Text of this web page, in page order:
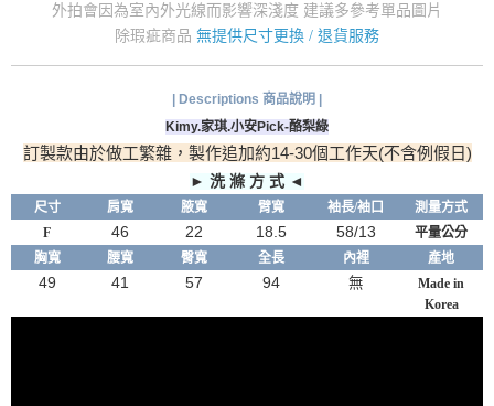
外拍會因為室內外光線而影響深淺度 建議多參考單品圖片
除瑕疵商品 無提供尺寸更換 / 退貨服務
| Descriptions 商品說明 |
Kimy.家琪.小安Pick-酪梨綠
訂製款由於做工繁雜，製作追加約14-30個工作天(不含例假日)
► 洗 滌 方 式 ◄
尺寸 肩寬 腋寬 臂寬 袖長/袖口
測量方式
F
46 22 18.5 58/13
平量公分
胸寬
腰寬 臀寬 全長 內裡 產地
49 41 57 94 無
Made in
Korea